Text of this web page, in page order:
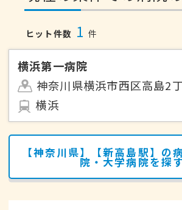
ヒット件数 1 件
横浜第一病院
神奈川県横浜市西区高島2
横浜
【神奈川県】【新高島駅】の
院・大学病院を探す